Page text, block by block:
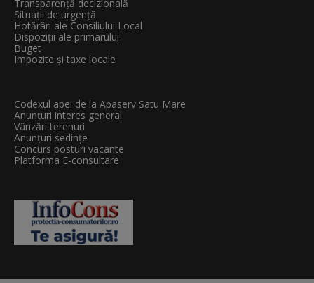
Transparenţă decizională
Situații de urgență
Hotărâri ale Consiliului Local
Dispoziții ale primarului
Buget
Impozite și taxe locale
Codexul apei de la Apaserv Satu Mare
Anunțuri interes general
Vânzări terenuri
Anunțuri sedințe
Concurs posturi vacante
Platforma E-consultare